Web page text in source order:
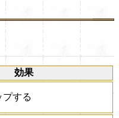
効果
プする